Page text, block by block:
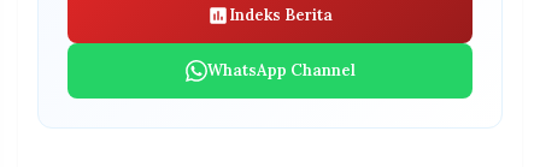
Indeks Berita
WhatsApp Channel